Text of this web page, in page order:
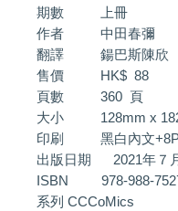
期數 上冊
作者 中田春彌
翻譯 鍚巴斯陳
售價 HK$ 88
頁數 360 頁
大小 128mm x
印刷 黑白內文+8P
出版日期 2021年７
ISBN 978-988-
系列 CCCoMics